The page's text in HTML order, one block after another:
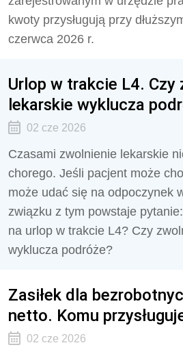
kwoty przysługują przy
czerwca 2026 r.
Urlop w trakcie L4. Czy
lekarskie wyklucza
02 cze 2026
Czasami zwolnienie lekarskie
chorego. Jeśli pacjent może
może udać się na odpoczynek
związku z tym powstaje
na urlop w trakcie L4? Czy
wyklucza podróże?
Zasiłek dla
netto. Komu
02 cze 2026